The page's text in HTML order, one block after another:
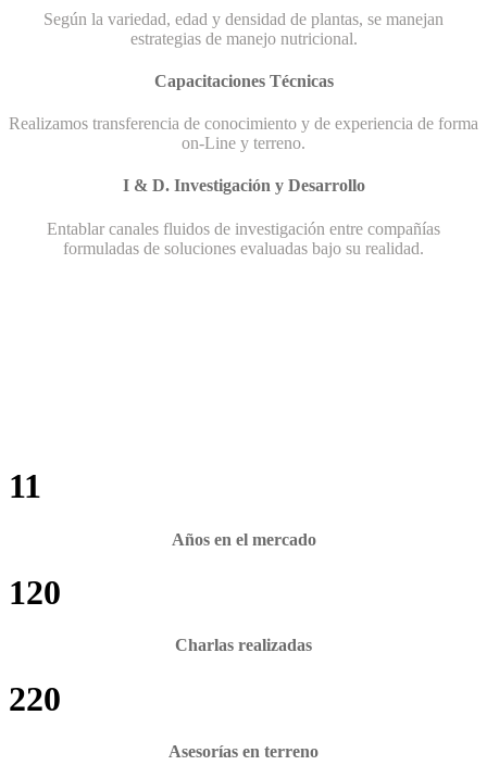
Según la variedad, edad y densidad de plantas, se manejan
estrategias de manejo nutricional.
Capacitaciones Técnicas
Realizamos transferencia de conocimiento y de experiencia de forma
on-Line y terreno.
I & D. Investigación y Desarrollo
Entablar canales fluidos de investigación entre compañías
formuladas de soluciones evaluadas bajo su realidad.
11
Años en el mercado
120
Charlas realizadas
220
Asesorías en terreno